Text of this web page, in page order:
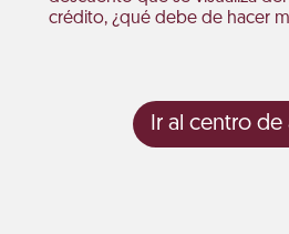
crédito, ¿qué debe de hacer
Ir al centro de